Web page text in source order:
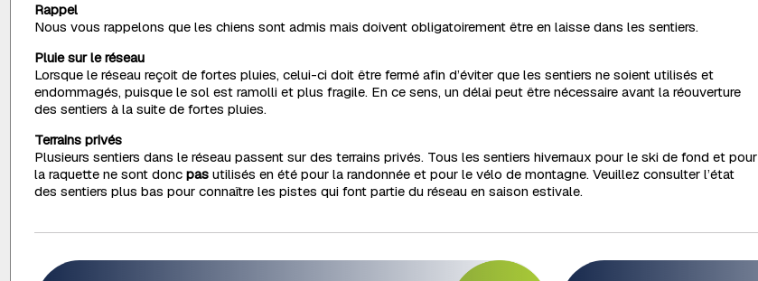
Rappel
Nous vous rappelons que les chiens sont admis mais doivent obligatoirement être en laisse dans les sentiers.
Pluie sur le réseau
Lorsque le réseau reçoit de fortes pluies, celui-ci doit être fermé afin d’éviter que les sentiers ne soient utilisés et
endommagés, puisque le sol est ramolli et plus fragile. En ce sens, un délai peut être nécessaire avant la réouverture
des sentiers à la suite de fortes pluies.
Terrains privés
Plusieurs sentiers dans le réseau passent sur des terrains privés. Tous les sentiers hivernaux pour le ski de fond et pour
la raquette ne sont doncpas utilisés en été pour la randonnée et pour le vélo de montagne. Veuillez consulter l’état
des sentiers plus bas pour connaître les pistes qui font partie du réseau en saison estivale.